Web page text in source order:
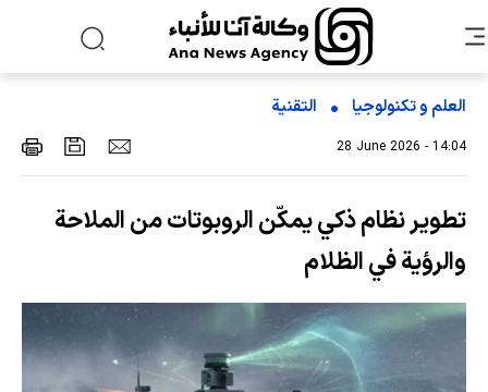
العلم و تکنولوجیا التقنیة
28 June 2026 - 14:04
تطوير نظام ذكي يمكّن الروبوتات من الملاحة
والرؤية في الظلام